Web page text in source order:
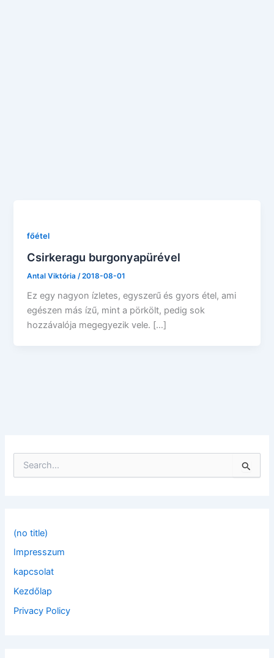
főétel
Csirkeragu burgonyapürével
Antal Viktória /2018-08-01
Ez egy nagyon ízletes, egyszerű és gyors étel, ami
egészen más ízű, mint a pörkölt, pedig sok
hozzávalója megegyezik vele. […]
f
r
:
(no title)
Impresszum
kapcsolat
Kezdőlap
Privacy Policy